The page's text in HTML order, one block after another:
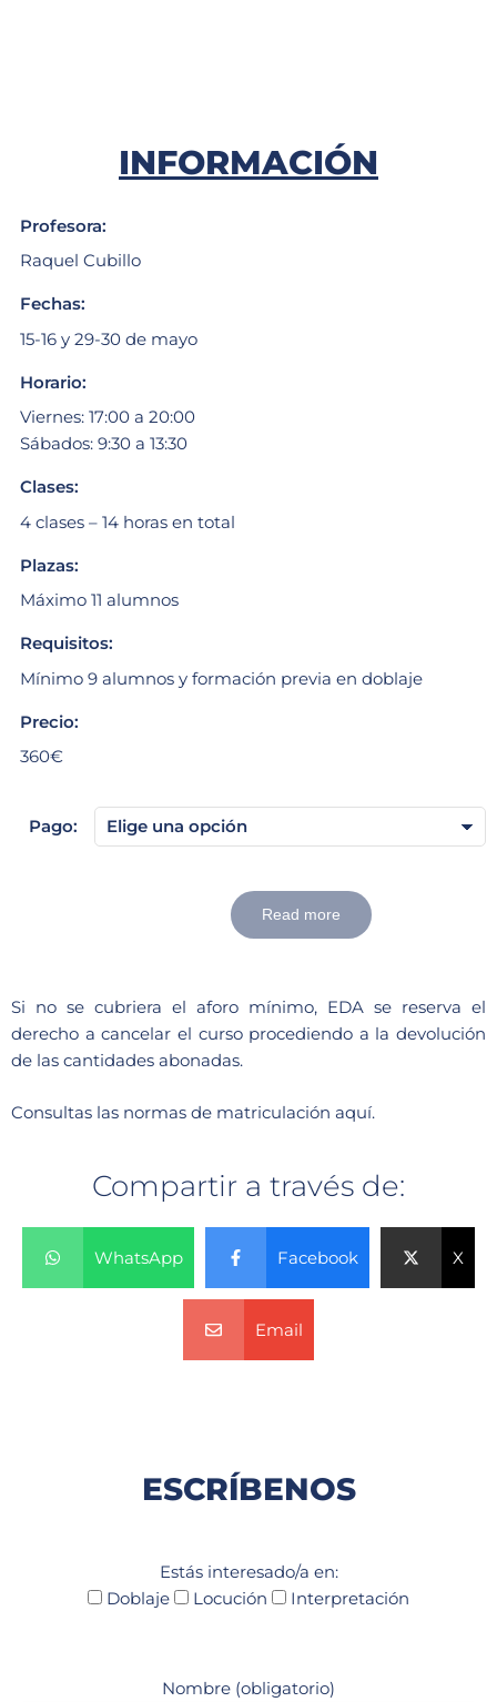
INFORMACIÓN
Profesora:
Raquel Cubillo
Fechas:
15-16 y 29-30 de mayo
Horario:
Viernes: 17:00 a 20:00
Sábados: 9:30 a 13:30
Clases:
4 clases – 14 horas en total
Plazas:
Máximo 11 alumnos
Requisitos:
Mínimo 9 alumnos y formación previa en doblaje
Precio:
360€
Pago:
Read more
Si no se cubriera el aforo mínimo, EDA se reserva el
derecho a cancelar el curso procediendo a la devolución
de las cantidades abonadas.
Consultas las normas de matriculación aquí.
Compartir a través de:
WhatsApp Facebook X
Email
ESCRÍBENOS
Estás interesado/a en:
Doblaje
Locución Interpretación
Nombre (obligatorio)